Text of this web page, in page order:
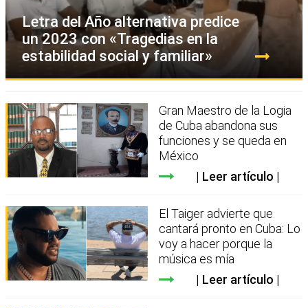
Letra del Año alternativa predice
un 2023 con «Tragedias en la
estabilidad social y familiar»
Gran Maestro de la Logia
de Cuba abandona sus
funciones y se queda en
México
Leer artículo
El Taiger advierte que
cantará pronto en Cuba: Lo
voy a hacer porque la
música es mía
Leer artículo